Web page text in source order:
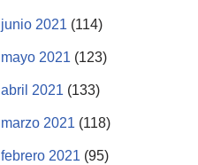
junio 2021 (114)
mayo 2021 (123)
abril 2021 (133)
marzo 2021 (118)
febrero 2021 (95)